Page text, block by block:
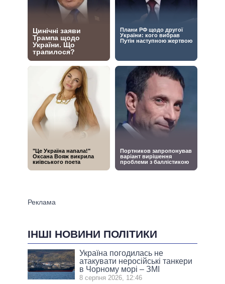
ІНШІ НОВИНИ ПОЛІТИКИ
Україна погодилась не
атакувати неросійські танкери
в Чорному морі – ЗМІ
8 серпня 2026, 12:46